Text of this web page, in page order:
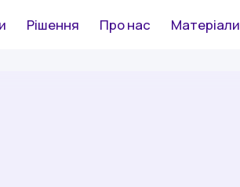
Рішення Про нас Матеріали